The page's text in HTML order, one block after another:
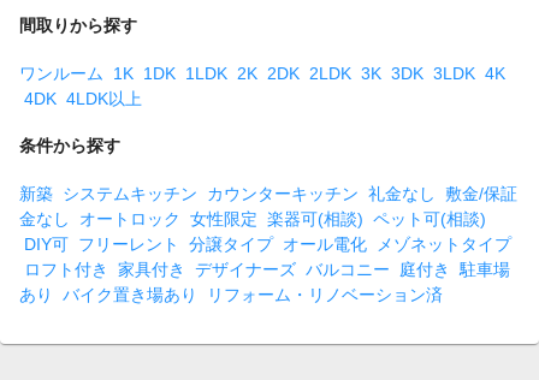
間取りから探す
ワンルーム 1K 1DK 1LDK 2K 2DK 2LDK 3K 3DK 3LDK 4K
4DK 4LDK以上
条件から探す
新築 システムキッチン カウンターキッチン 礼金なし
敷金/保証
金なし
オートロック 女性限定 楽器可(相談) ペット可(相談)
DIY可 フリーレント 分譲タイプ オール電化
メゾネットタイプ
ロフト付き
家具付き デザイナーズ バルコニー 庭付き
駐車場
あり
バイク置き場あり リフォーム・リノベーション済